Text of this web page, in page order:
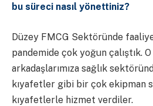
bu süreci nasıl yönettiniz?
Düzey FMCG Sektöründe
pandemide çok yoğun çalıştık.
arkadaşlarımıza sağlık
kıyafetler gibi bir çok ekipman
kıyafetlerle hizmet verdiler.